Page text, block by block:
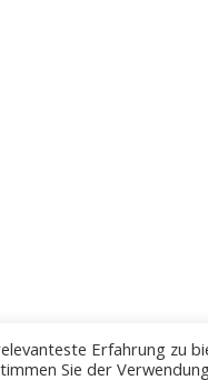
Erfahrung zu
Sie der